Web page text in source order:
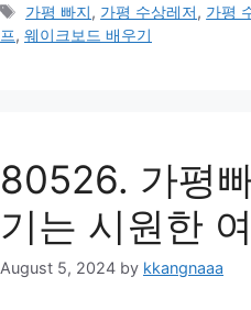
Tags
가평 빠지, 가평 수상레저, 가평
프, 웨이크보드 배우기
80526. 가평
기는 시원한
August 5, 2024 by kkangnaaa